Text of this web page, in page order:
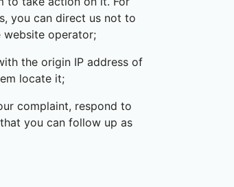
you can direct us not to
operator;
the origin IP address of
locate it;
complaint, respond to
you can follow up as